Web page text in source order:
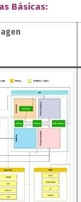
Básicas: